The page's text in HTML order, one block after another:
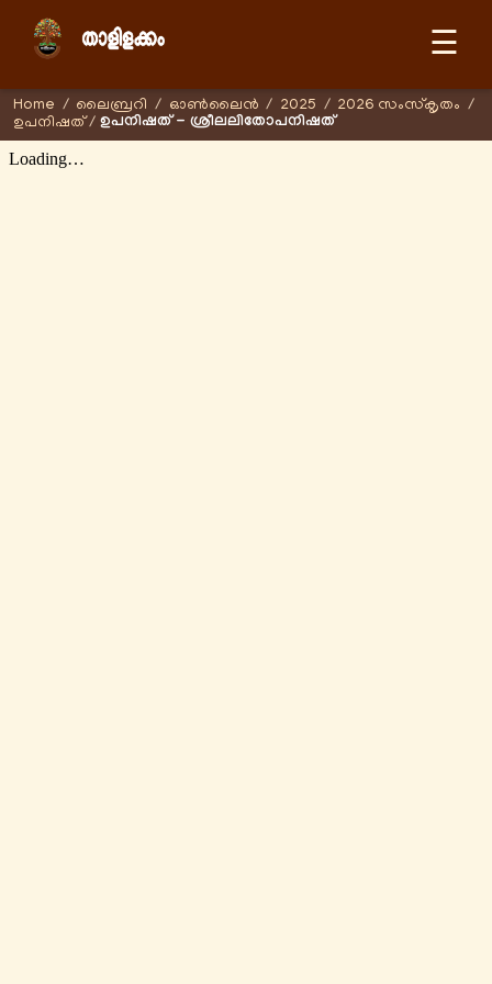
☰
Home / ലൈബ്രറി / ഓണ്‍ലൈന്‍ / 2025 / 2026 സംസ്കൃതം /
ഉപനിഷത് / ഉപനിഷത് - ശ്രീലലിതോപനിഷത്